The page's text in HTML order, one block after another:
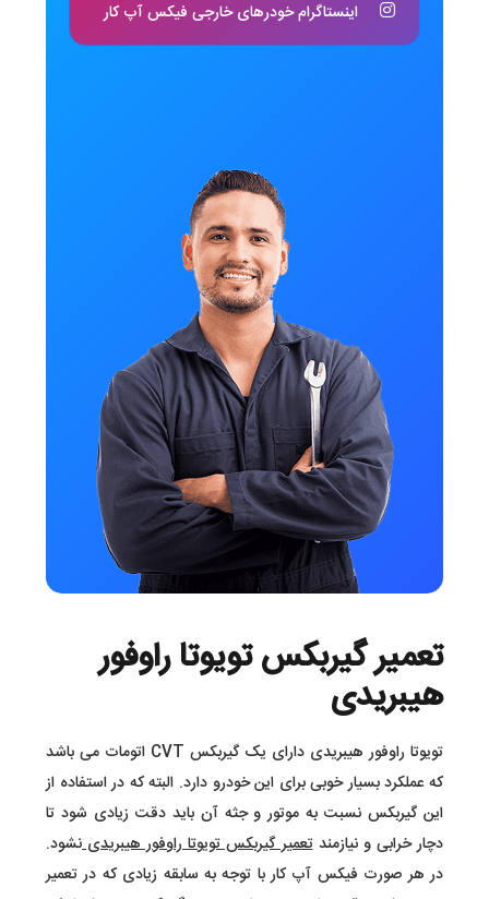
اینستاگرام خودرهای خارجی فیکس آپ کار
تعمیر گیربکس تویوتا راوفور
هیبریدی
تویوتا راوفور هیبریدی دارای یک گیربکس
CVT اتومات می باشد
که عملکرد بسیار خوبی برای این خودرو دارد. البته که در استفاده از
این گیربکس نسبت به موتور و جثه آن باید دقت زیادی شود تا
دچار خرابی و نیازمندتعمیر گیربکس تویوتا راوفور هیبریدینشود.
در هر صورت فیکس آپ کار با توجه به سابقه زیادی که در تعمیر